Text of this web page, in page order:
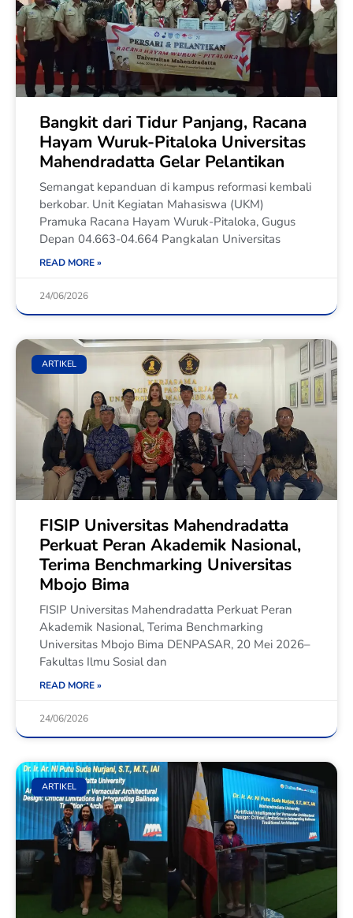
Bangkit dari Tidur Panjang, Racana
Hayam Wuruk-Pitaloka Universitas
Mahendradatta Gelar Pelantikan
Semangat kepanduan di kampus reformasi kembali
berkobar. Unit Kegiatan Mahasiswa (UKM)
Pramuka Racana Hayam Wuruk-Pitaloka, Gugus
Depan 04.663-04.664 Pangkalan Universitas
READ MORE »
24/06/2026
ARTIKEL
FISIP Universitas Mahendradatta
Perkuat Peran Akademik Nasional,
Terima Benchmarking Universitas
Mbojo Bima
FISIP Universitas Mahendradatta Perkuat Peran
Akademik Nasional, Terima Benchmarking
Universitas Mbojo Bima DENPASAR, 20 Mei 2026–
Fakultas Ilmu Sosial dan
READ MORE »
24/06/2026
ARTIKEL